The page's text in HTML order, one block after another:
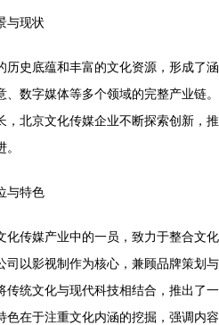
与现状
历史底蕴和丰富的文化资源，形成了涵
数字媒体等多个领域的完整产业链。
，北京文化传媒企业不断探索创新，推
与特色
化传媒产业中的一员，致力于整合文化
司以影视制作为核心，兼顾品牌策划与
传统文化与现代科技相结合，推出了一
色在于注重文化内涵的挖掘，强调内容